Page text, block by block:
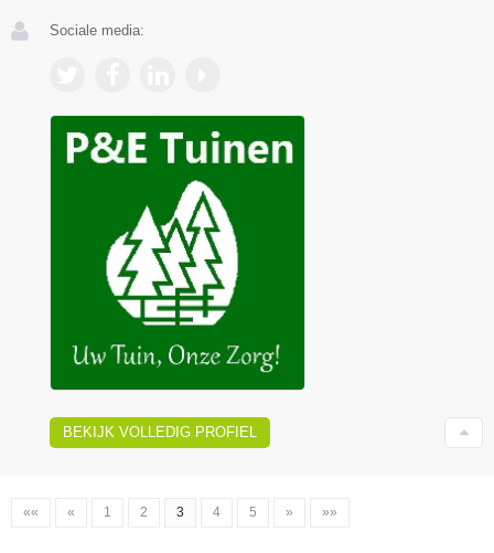
Sociale media:
BEKIJK VOLLEDIG PROFIEL
«« « 1 2 3 4 5 » »»